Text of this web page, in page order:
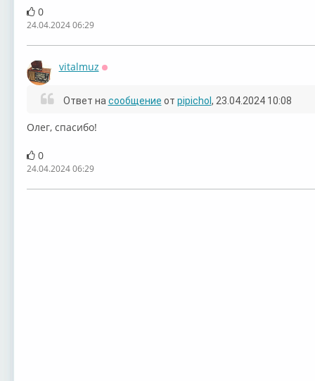
0
24.04.2024 06:29
vitalmuz
Ответ на сообщение от pipichol , 23.04.2024 10:08
Олег, спасибо!
0
24.04.2024 06:29